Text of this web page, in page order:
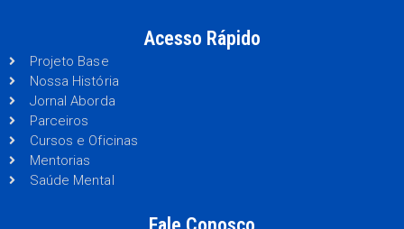
Acesso Rápido
Projeto Base
Nossa História
Jornal Aborda
Parceiros
Cursos e Oficinas
Mentorias
Saúde Mental